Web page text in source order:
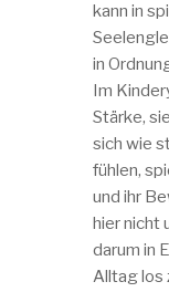
kann in
in
Im
Stärke,
sich wie
fühlen,
und ihr
hier nicht
darum in
Alltag los